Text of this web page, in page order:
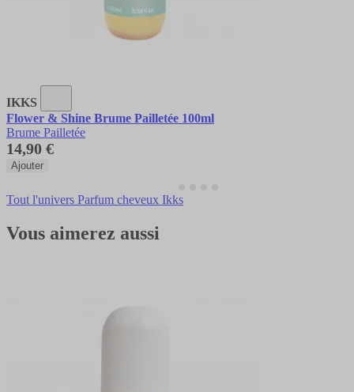
IKKS
Flower & Shine Brume Pailletée 100ml
Brume Pailletée
14,90 €
Ajouter
Tout l'univers Parfum cheveux Ikks
Vous aimerez aussi